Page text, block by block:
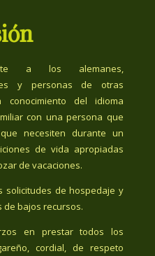
a los alemanes,
y personas de otras
conocimiento del idioma
con una persona que
necesiten durante un
de vida apropiadas
de vacaciones.
solicitudes de hospedaje y
bajos recursos.
en prestar todos los
cordial, de respeto